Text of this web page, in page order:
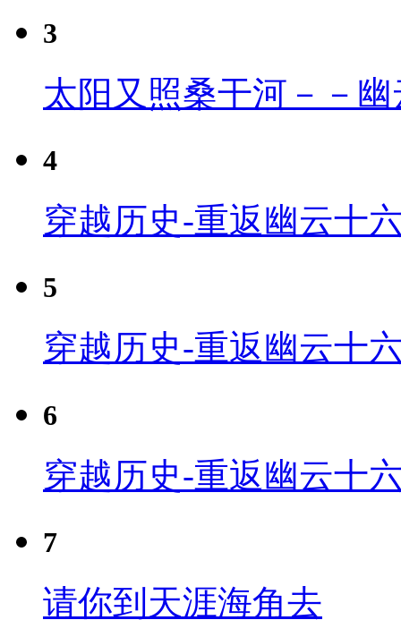
3
太阳又照桑干河－－
4
穿越历史-重返幽云十
5
穿越历史-重返幽云十
6
穿越历史-重返幽云十
7
请你到天涯海角去